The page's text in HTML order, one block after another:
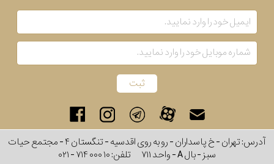
آدرس: تهران - خ پاسداران - رو به روی اقدسیه - تنگستان ۴ - مجتمع حیات
سبز - بال A - واحد ۷۱۱
تلفن:۰۲۱ - ۷۱۴ ۰۰۰ ۱۰